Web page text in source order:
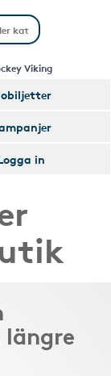
Viking
in